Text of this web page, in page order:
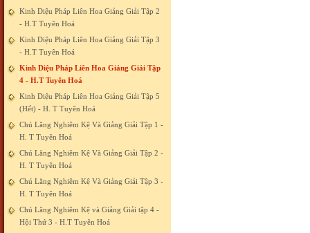
Kinh Diệu Pháp Liên Hoa Giảng Giải Tập 2
- H.T Tuyên Hoá
Kinh Diệu Pháp Liên Hoa Giảng Giải Tập 3
- H.T Tuyên Hoá
Kinh Diệu Pháp Liên Hoa Giảng Giải Tập
4 - H.T Tuyên Hoá
Kinh Diệu Pháp Liên Hoa Giảng Giải Tập 5
(Hết) - H. T Tuyên Hoá
Chú Lăng Nghiêm Kệ Và Giảng Giải Tập 1 -
H. T Tuyên Hoá
Chú Lăng Nghiêm Kệ Và Giảng Giải Tập 2 -
H. T Tuyên Hoá
Chú Lăng Nghiêm Kệ Và Giảng Giải Tập 3 -
H. T Tuyên Hoá
Chú Lăng Nghiêm Kệ và Giảng Giải tập 4 -
Hội Thứ 3 - H.T Tuyên Hoá